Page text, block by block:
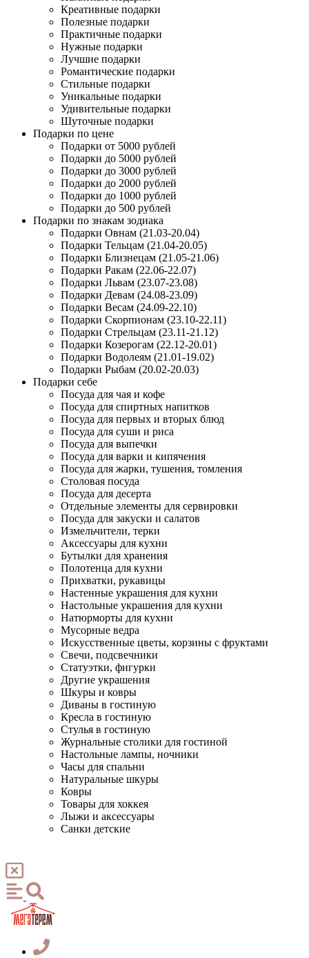
Креативные подарки
Полезные подарки
Практичные подарки
Нужные подарки
Лучшие подарки
Романтические подарки
Стильные подарки
Уникальные подарки
Удивительные подарки
Шуточные подарки
Подарки по цене
Подарки от 5000 рублей
Подарки до 5000 рублей
Подарки до 3000 рублей
Подарки до 2000 рублей
Подарки до 1000 рублей
Подарки до 500 рублей
Подарки по знакам зодиака
Подарки Овнам (21.03-20.04)
Подарки Тельцам (21.04-20.05)
Подарки Близнецам (21.05-21.06)
Подарки Ракам (22.06-22.07)
Подарки Львам (23.07-23.08)
Подарки Девам (24.08-23.09)
Подарки Весам (24.09-22.10)
Подарки Скорпионам (23.10-22.11)
Подарки Стрельцам (23.11-21.12)
Подарки Козерогам (22.12-20.01)
Подарки Водолеям (21.01-19.02)
Подарки Рыбам (20.02-20.03)
Подарки себе
Посуда для чая и кофе
Посуда для спиртных напитков
Посуда для первых и вторых блюд
Посуда для суши и риса
Посуда для выпечки
Посуда для варки и кипячения
Посуда для жарки, тушения, томления
Столовая посуда
Посуда для десерта
Отдельные элементы для сервировки
Посуда для закуски и салатов
Измельчители, терки
Аксессуары для кухни
Бутылки для хранения
Полотенца для кухни
Прихватки, рукавицы
Настенные украшения для кухни
Настольные украшения для кухни
Натюрморты для кухни
Мусорные ведра
Искусственные цветы, корзины с фруктами
Свечи, подсвечники
Статуэтки, фигурки
Другие украшения
Шкуры и ковры
Диваны в гостиную
Кресла в гостиную
Стулья в гостиную
Журнальные столики для гостиной
Настольные лампы, ночники
Часы для спальни
Натуральные шкуры
Ковры
Товары для хоккея
Лыжи и аксессуары
Санки детские